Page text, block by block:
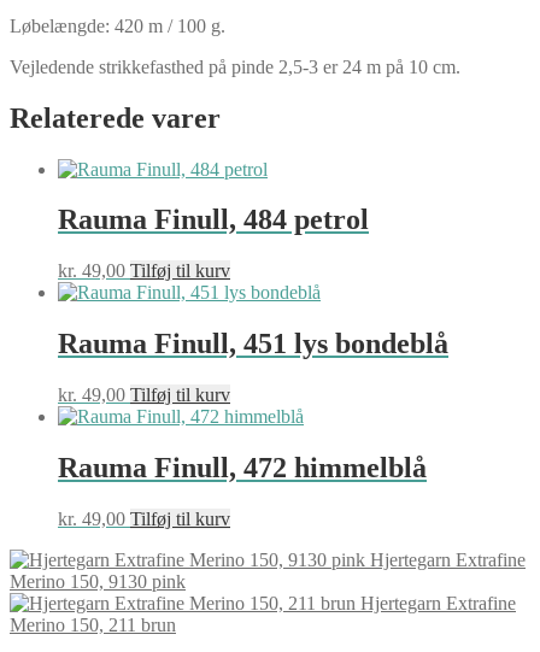
Løbelængde: 420 m / 100 g.
Vejledende strikkefasthed på pinde 2,5-3 er 24 m på 10 cm.
Relaterede varer
Rauma Finull, 484 petrol
kr. 49,00 Tilføj til kurv
Rauma Finull, 451 lys bondeblå
kr. 49,00 Tilføj til kurv
Rauma Finull, 472 himmelblå
kr. 49,00 Tilføj til kurv
Hjertegarn Extrafine
Merino 150, 9130 pink
Hjertegarn Extrafine
Merino 150, 211 brun